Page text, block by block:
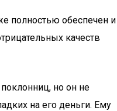
полностью обеспечен и
качеств
но он не
на его деньги. Ему